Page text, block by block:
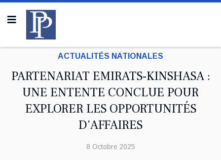
ACTUALITÉS NATIONALES
PARTENARIAT EMIRATS-KINSHASA :
UNE ENTENTE CONCLUE POUR
EXPLORER LES OPPORTUNITÉS
D’AFFAIRES
8 Octobre 2025